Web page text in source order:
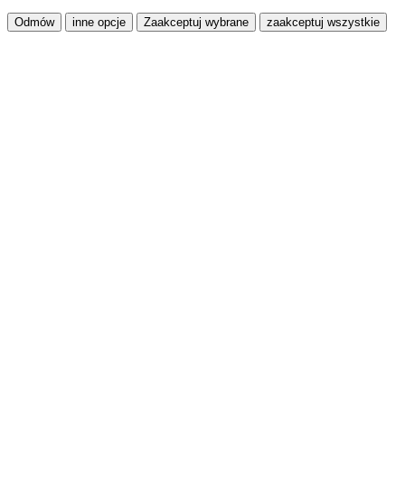
Odmów inne opcje Zaakceptuj wybrane zaakceptuj wszystkie